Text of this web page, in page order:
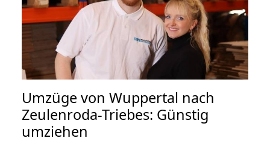
Umzüge von Wuppertal nach
Zeulenroda-Triebes: Günstig
umziehen